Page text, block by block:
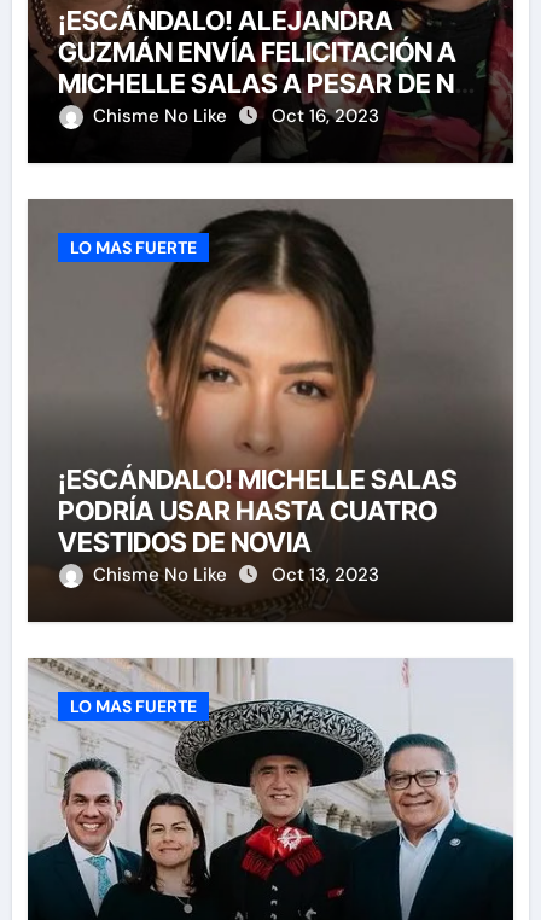
¡ESCÁNDALO! ALEJANDRA
GUZMÁN ENVÍA FELICITACIÓN A
MICHELLE SALAS A PESAR DE NO
HABERLA INVITADO A SU BODA
Chisme No Like Oct 16, 2023
LO MAS FUERTE
¡ESCÁNDALO! MICHELLE SALAS
PODRÍA USAR HASTA CUATRO
VESTIDOS DE NOVIA
Chisme No Like Oct 13, 2023
LO MAS FUERTE